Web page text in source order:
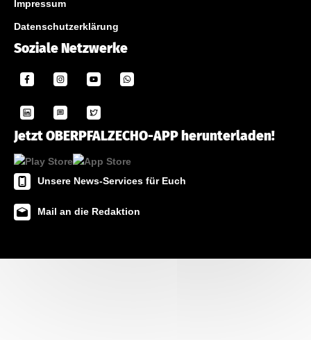
Impressum
Datenschutzerklärung
Soziale Netzwerke
Jetzt OBERPFALZECHO-APP herunterladen!
Unsere News-Services für Euch
Mail an die Redaktion